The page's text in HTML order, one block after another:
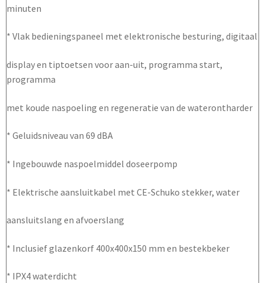
minuten
* Vlak bedieningspaneel met elektronische besturing, digitaal
display en tiptoetsen voor aan-uit, programma start,
programma
met koude naspoeling en regeneratie van de waterontharder
* Geluidsniveau van 69 dBA
* Ingebouwde naspoelmiddel doseerpomp
* Elektrische aansluitkabel met CE-Schuko stekker, water
aansluitslang en afvoerslang
* Inclusief glazenkorf 400x400x150 mm en bestekbeker
* IPX4 waterdicht